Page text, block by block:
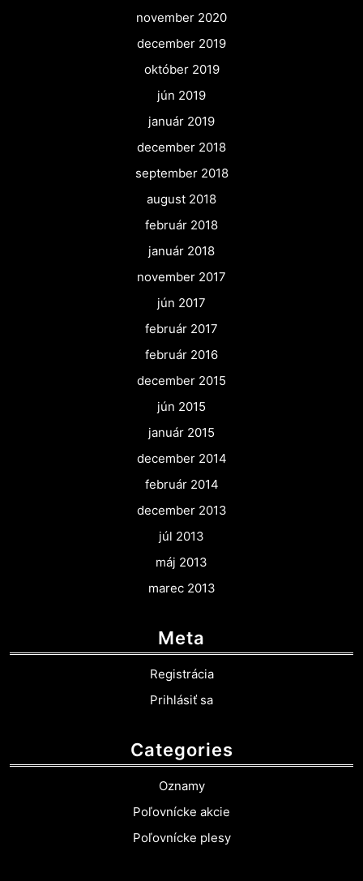
november 2020
december 2019
október 2019
jún 2019
január 2019
december 2018
september 2018
august 2018
február 2018
január 2018
november 2017
jún 2017
február 2017
február 2016
december 2015
jún 2015
január 2015
december 2014
február 2014
december 2013
júl 2013
máj 2013
marec 2013
Meta
Registrácia
Prihlásiť sa
Categories
Oznamy
Poľovnícke akcie
Poľovnícke plesy